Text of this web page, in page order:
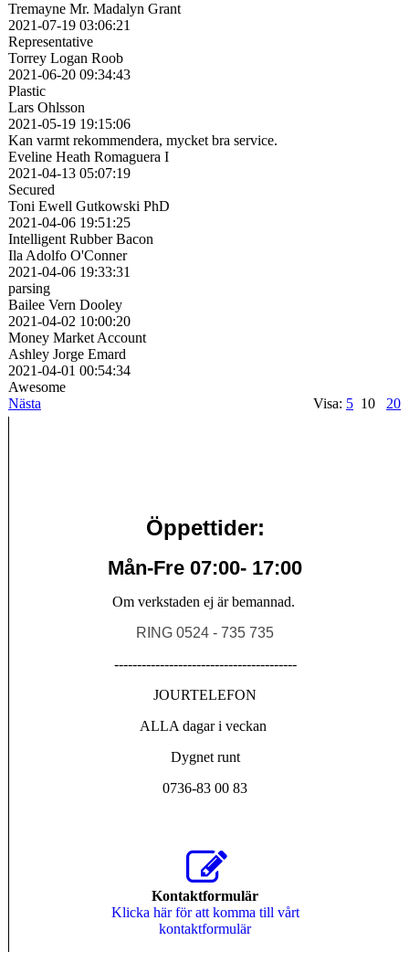
Tremayne Mr. Madalyn Grant
2021-07-19 03:06:21
Representative
Torrey Logan Roob
2021-06-20 09:34:43
Plastic
Lars Ohlsson
2021-05-19 19:15:06
Kan varmt rekommendera, mycket bra service.
Eveline Heath Romaguera I
2021-04-13 05:07:19
Secured
Toni Ewell Gutkowski PhD
2021-04-06 19:51:25
Intelligent Rubber Bacon
Ila Adolfo O'Conner
2021-04-06 19:33:31
parsing
Bailee Vern Dooley
2021-04-02 10:00:20
Money Market Account
Ashley Jorge Emard
2021-04-01 00:54:34
Awesome
Nästa
Visa: 5 10 20
Öppettider:
Mån-Fre 07:00- 17:00
Om verkstaden ej är bemannad.
RING 0524 - 735 735
----------------------------------------
JOURTELEFON
ALLA dagar i veckan
Dygnet runt
0736-83 00 83
Kontaktformulär
Klicka här för att komma till vårt
kontaktformulär